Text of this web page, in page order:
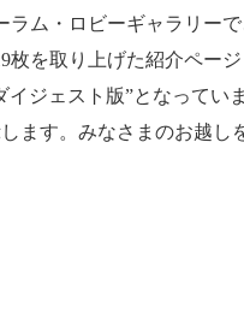
ム・ロビーギャラリー
を取り上げた紹介ペー
ジェスト版”となってい
ます。みなさまのお越し